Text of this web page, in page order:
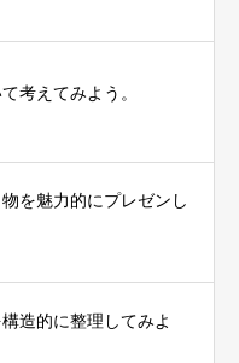
考えてみよう。
を魅力的にプレゼンし
造的に整理してみよ